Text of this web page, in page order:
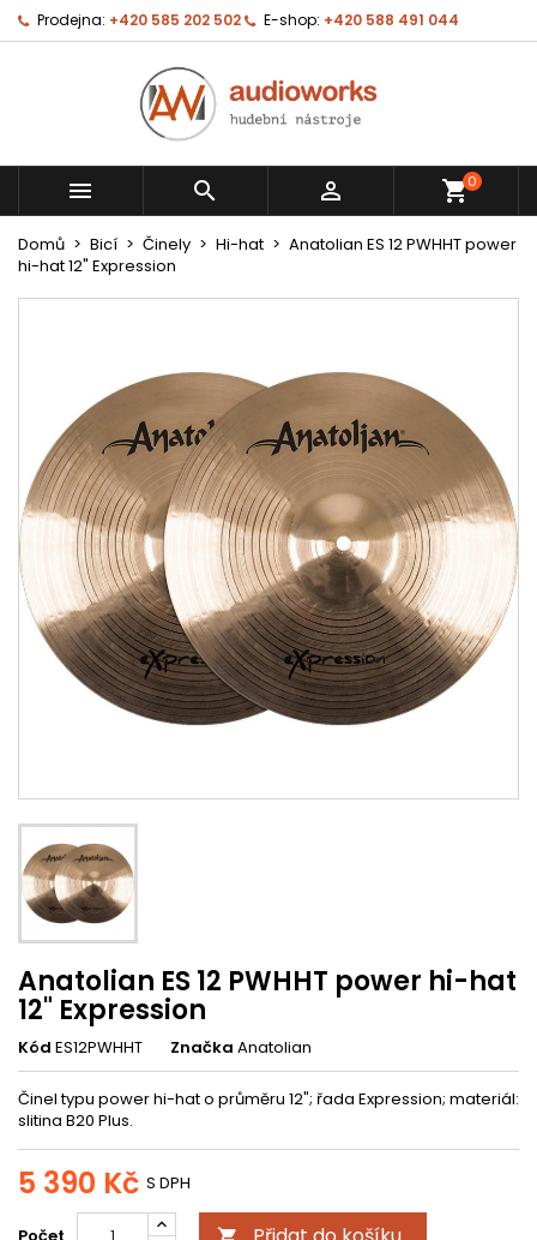
Prodejna: +420 585 202 502 E-shop: +420 588 491 044
   shopping_cart0
Domů Bicí Činely Hi-hat
Anatolian ES 12 PWHHT power
hi-hat 12" Expression
Anatolian ES 12 PWHHT power hi-hat
12" Expression
Kód ES12PWHHT Značka Anatolian
Činel typu power hi-hat o průměru 12"; řada Expression; materiál:
slitina B20 Plus.
5 390 Kč S DPH